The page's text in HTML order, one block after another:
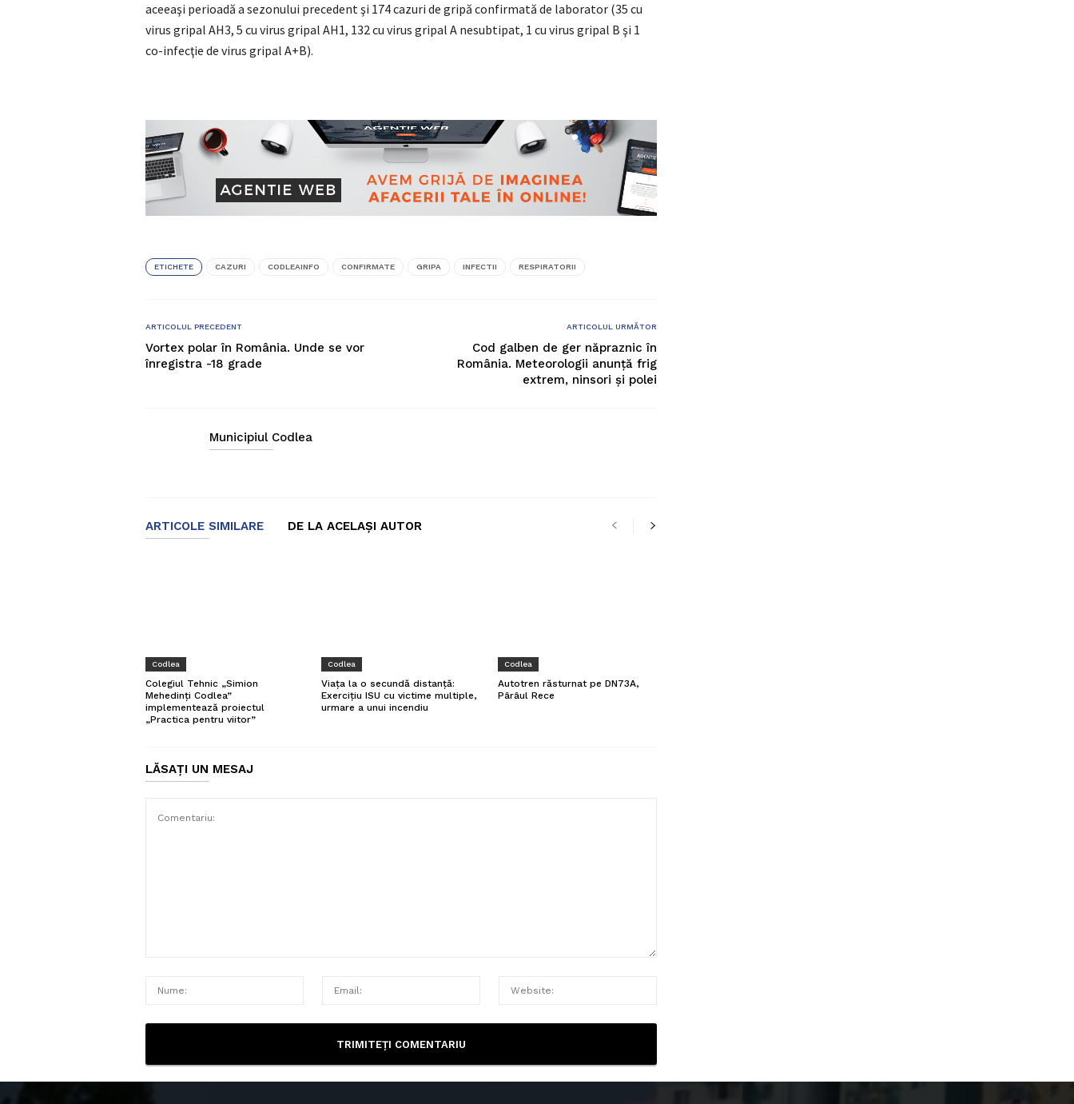
aceeaşi perioadă a sezonului precedent şi 174 cazuri de gripă confirmată de laborator (35 cu
virus gripal AH3, 5 cu virus gripal AH1, 132 cu virus gripal A nesubtipat, 1 cu virus gripal B şi 1
co-infecţie de virus gripal A+B).
ETICHETE CAZURI CODLEAINFO CONFIRMATE GRIPA INFECTII RESPIRATORII
ARTICOLUL PRECEDENT
Vortex polar în România. Unde se vor
înregistra -18 grade
ARTICOLUL URMĂTOR
Cod galben de ger năpraznic în
România. Meteorologii anunță frig
extrem, ninsori și polei
Municipiul Codlea
ARTICOLE SIMILARE DE LA ACELAȘI AUTOR
Codlea
Colegiul Tehnic „Simion
Mehedinți Codlea”
implementează proiectul
„Practica pentru viitor”
Codlea
Viața la o secundă distanță:
Exercițiu ISU cu victime multiple,
urmare a unui incendiu
Codlea
Autotren răsturnat pe DN73A,
Pârâul Rece
LĂSAȚI UN MESAJ